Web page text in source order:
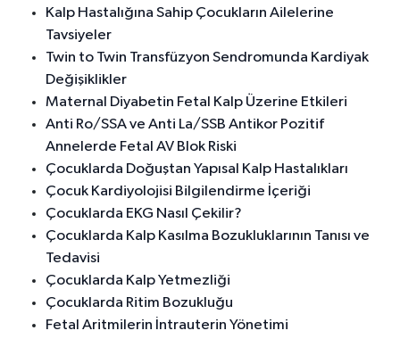
Kalp Hastalığına Sahip Çocukların Ailelerine
Tavsiyeler
Twin to Twin Transfüzyon Sendromunda Kardiyak
Değişiklikler
Maternal Diyabetin Fetal Kalp Üzerine Etkileri
Anti Ro/SSA ve Anti La/SSB Antikor Pozitif
Annelerde Fetal AV Blok Riski
Çocuklarda Doğuştan Yapısal Kalp Hastalıkları
Çocuk Kardiyolojisi Bilgilendirme İçeriği
Çocuklarda EKG Nasıl Çekilir?
Çocuklarda Kalp Kasılma Bozukluklarının Tanısı ve
Tedavisi
Çocuklarda Kalp Yetmezliği
Çocuklarda Ritim Bozukluğu
Fetal Aritmilerin İntrauterin Yönetimi